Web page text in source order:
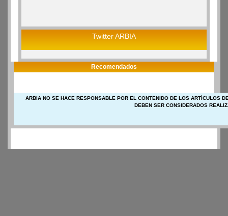
Twitter ARBIA
Recomendados
ARBIA NO SE HACE RESPONSABLE POR EL CONTENIDO DE LOS ARTÍCULOS
DEBEN SER CONSIDERADOS